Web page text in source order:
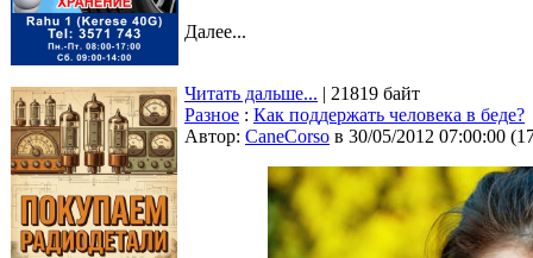
Далее...
Читать дальше... | 21819 байт
Разное : Как поддержать человека в беде?
Автор: CaneCorso в 30/05/2012 07:00:00 (